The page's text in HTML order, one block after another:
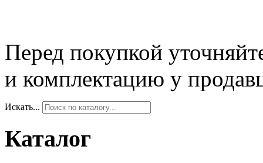
Перед покупкой
и комплектацию у
Искать...
Каталог